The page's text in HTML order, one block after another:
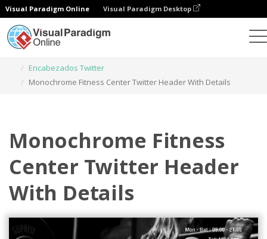
Visual Paradigm Online Visual Paradigm Desktop
Encabezados Twitter
Monochrome Fitness Center Twitter Header With Details
Monochrome Fitness
Center Twitter Header
With Details